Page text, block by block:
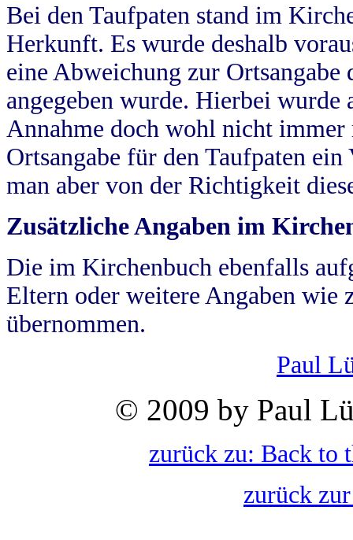
Bei den Taufpaten stand im
Herkunft. Es wurde deshalb
eine Abweichung zur
angegeben wurde. Hierbei wurde
Annahme doch wohl nicht
Ortsangabe für den Taufpaten
man aber von der Richtigkeit
Zusätzliche Angaben im
Die im Kirchenbuch ebenfalls
Eltern oder weitere Angaben wie
übernommen.
Paul
© 2009 by Paul
zurück zu: Back to
zurück